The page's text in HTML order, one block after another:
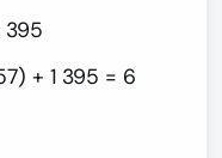
395
+ 1 395 = 6